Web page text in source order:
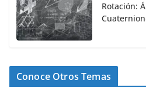
Rotación:
Conoce Otros Temas